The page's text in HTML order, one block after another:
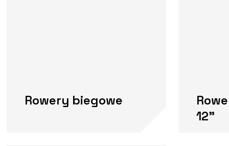
Rowery biegowe
12"